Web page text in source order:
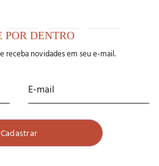
POR DENTRO
receba novidades em seu e-mail.